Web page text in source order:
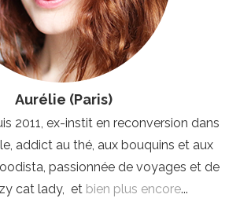
Aurélie (Paris)
2011, ex-instit en reconversion dans
addict au thé, aux bouquins et aux
passionnée de voyages et de
cat lady, et bien plus encore...